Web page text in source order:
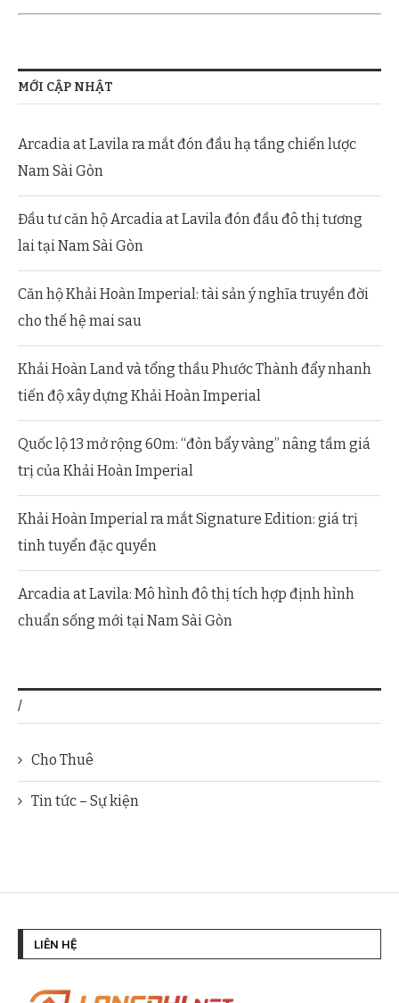
MỚI CẬP NHẬT
Arcadia at Lavila ra mắt đón đầu hạ tầng chiến lược
Nam Sài Gòn
Đầu tư căn hộ Arcadia at Lavila đón đầu đô thị tương
lai tại Nam Sài Gòn
Căn hộ Khải Hoàn Imperial: tài sản ý nghĩa truyền đời
cho thế hệ mai sau
Khải Hoàn Land và tổng thầu Phước Thành đẩy nhanh
tiến độ xây dựng Khải Hoàn Imperial
Quốc lộ 13 mở rộng 60m: “đòn bẩy vàng” nâng tầm giá
trị của Khải Hoàn Imperial
Khải Hoàn Imperial ra mắt Signature Edition: giá trị
tinh tuyển đặc quyền
Arcadia at Lavila: Mô hình đô thị tích hợp định hình
chuẩn sống mới tại Nam Sài Gòn
/
Cho Thuê
Tin tức – Sự kiện
LIÊN HỆ